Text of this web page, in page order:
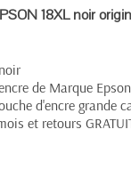
EN STOCK
18XL noir
de Marque Epson
d'encre grande
et retours